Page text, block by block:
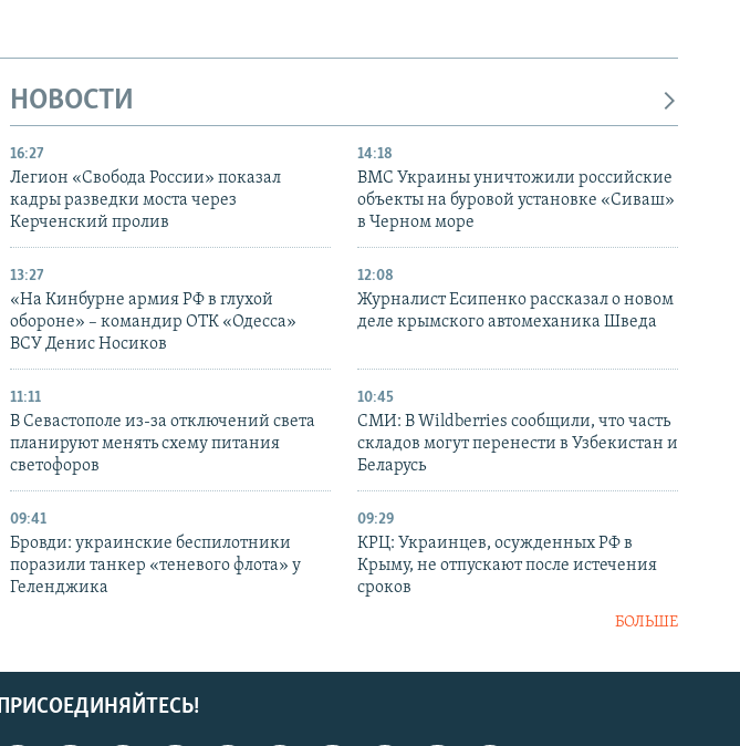
НОВОСТИ
16:27
Легион «Свобода России» показал
кадры разведки моста через
Керченский пролив
14:18
ВМС Украины уничтожили российские
объекты на буровой установке «Сиваш»
в Черном море
13:27
«На Кинбурне армия РФ в глухой
обороне» – командир ОТК «Одесса»
ВСУ Денис Носиков
12:08
Журналист Есипенко рассказал о новом
деле крымского автомеханика Шведа
11:11
В Севастополе из-за отключений света
планируют менять схему питания
светофоров
10:45
СМИ: В Wildberries сообщили, что часть
складов могут перенести в Узбекистан и
Беларусь
09:41
Бровди: украинские беспилотники
поразили танкер «теневого флота» у
Геленджика
09:29
КРЦ: Украинцев, осужденных РФ в
Крыму, не отпускают после истечения
сроков
БОЛЬШЕ
ПРИСОЕДИНЯЙТЕСЬ!